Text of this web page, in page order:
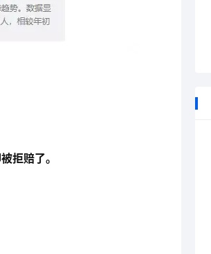
拒赔了。